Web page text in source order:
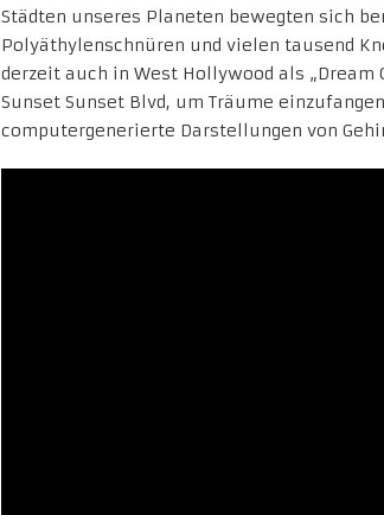
Städten unseres Planeten bewegten sich
Polyäthylenschnüren und vielen tausend
derzeit auch in West Hollywood als „Dream
Sunset Sunset Blvd, um Träume
computergenerierte Darstellungen von